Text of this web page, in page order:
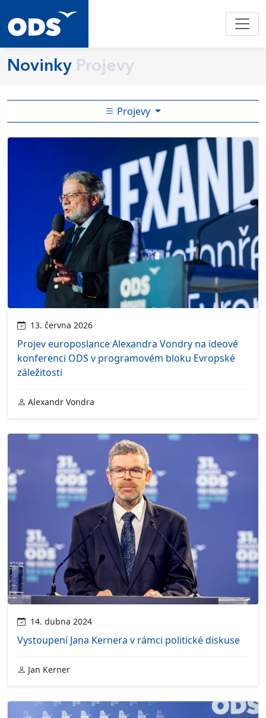
Novinky Projevy
Projevy
13. června 2026
Projev europoslance Alexandra Vondry na ideové
konferenci ODS v programovém bloku Evropské
záležitosti
Alexandr Vondra
14. dubna 2024
Vystoupení Jana Kernera v rámci politické diskuse
Jan Kerner